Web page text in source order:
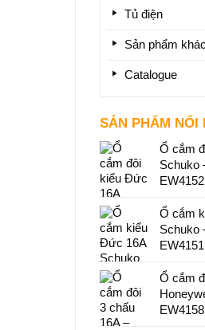
Tủ điện
Sản phẩm khác
Catalogue
SẢN PHẨM NỔI
Ổ cắm
Schuko
Ổ cắm
Schuko
Ổ cắm